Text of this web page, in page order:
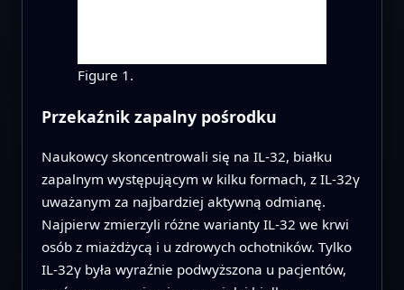
Figure 1.
Przekaźnik zapalny pośrodku
Naukowcy skoncentrowali się na IL‑32, białku
zapalnym występującym w kilku formach, z IL‑32γ
uważanym za najbardziej aktywną odmianę.
Najpierw zmierzyli różne warianty IL‑32 we krwi
osób z miażdżycą i u zdrowych ochotników. Tylko
IL‑32γ była wyraźnie podwyższona u pacjentów,